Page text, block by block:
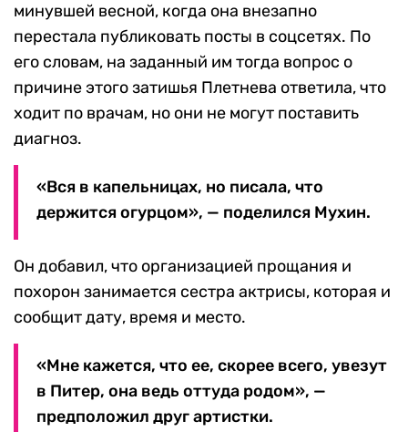
минувшей весной, когда она внезапно
перестала публиковать посты в соцсетях. По
его словам, на заданный им тогда вопрос о
причине этого затишья Плетнева ответила, что
ходит по врачам, но они не могут поставить
диагноз.
«Вся в капельницах, но писала, что
держится огурцом», — поделился Мухин.
Он добавил, что организацией прощания и
похорон занимается сестра актрисы, которая и
сообщит дату, время и место.
«Мне кажется, что ее, скорее всего, увезут
в Питер, она ведь оттуда родом», —
предположил друг артистки.